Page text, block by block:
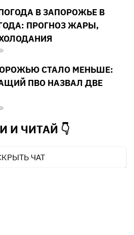
В ЗАПОРОЖЬЕ В
ГОДА: ПРОГНОЗ ЖАРЫ,
СТАЛО МЕНЬШЕ:
ПВО НАЗВАЛ ДВЕ
И ЧИТАЙ 👇
ЧАТ